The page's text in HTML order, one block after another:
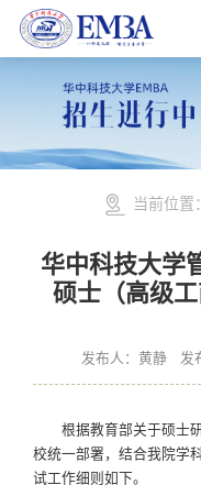
当前位置
华中科技大学
硕士（高级
发布人：黄静 发
根据教育部关于硕士
校统一部署，结合我院学
试工作细则如下。